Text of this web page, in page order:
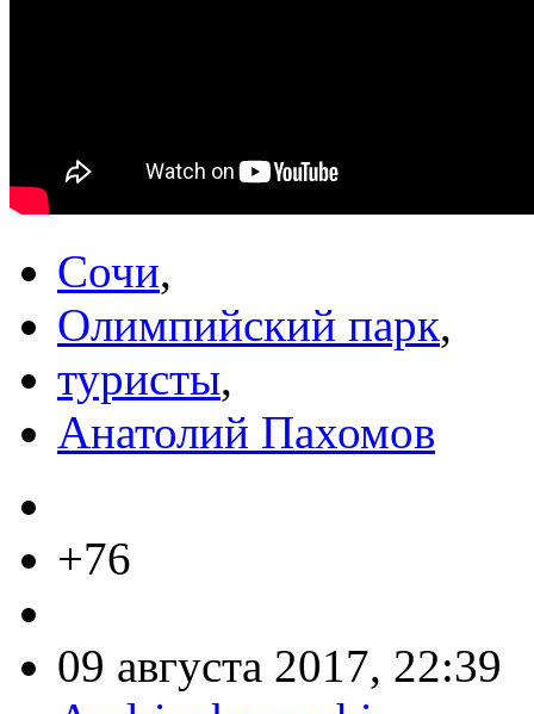
Сочи,
Олимпийский парк,
туристы,
Анатолий Пахомов
+76
09 августа 2017, 22:39